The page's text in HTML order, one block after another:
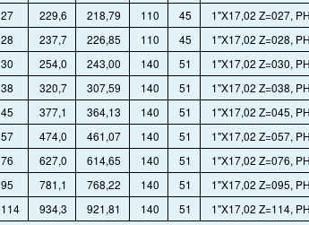
27 229,6 218,79 110 45
1"X17,02 Z=027,
28 237,7 226,85 110 45
1"X17,02 Z=028,
30 254,0 243,00 140 51
1"X17,02 Z=030,
38 320,7 307,59 140 51
1"X17,02 Z=038,
45 377,1 364,13 140 51
1"X17,02 Z=045,
57 474,0 461,07 140 51
1"X17,02 Z=057,
76 627,0 614,65 140 51
1"X17,02 Z=076,
95 781,1 768,22 140 51
1"X17,02 Z=095,
114 934,3 921,81 140 51 1"X17,02 Z=114,